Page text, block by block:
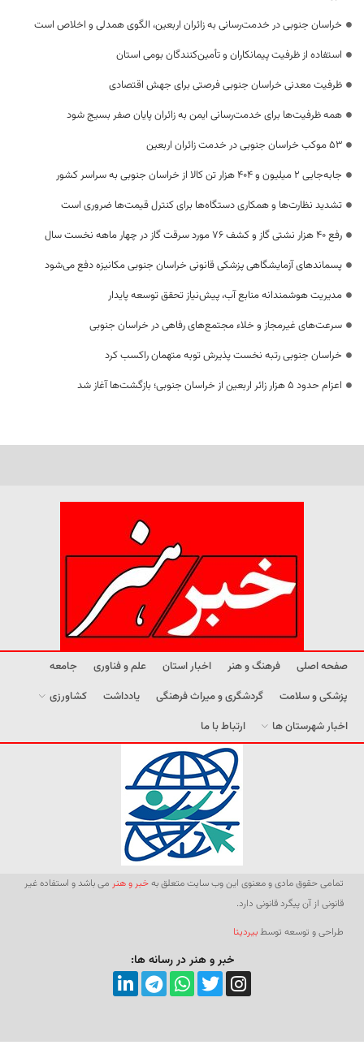
خراسان جنوبی در خدمت‌رسانی به زائران اربعین، الگوی همدلی و اخلاص است
استفاده از ظرفیت پیمانکاران و تأمین‌کنندگان بومی استان
ظرفیت معدنی خراسان جنوبی فرصتی برای جهش اقتصادی
همه ظرفیت‌ها برای خدمت‌رسانی ایمن به زائران پایان صفر بسیج شود
53 موکب خراسان جنوبی در خدمت زائران اربعین
جابه‌جایی 2 میلیون و 404 هزار تن کالا از خراسان جنوبی به سراسر کشور
تشدید نظارت‌ها و همکاری دستگاه‌ها برای کنترل قیمت‌ها ضروری است
رفع 40 هزار نشتی گاز و کشف 76 مورد سرقت گاز در چهار ماهه نخست سال
پسماندهای آزمایشگاهی پزشکی قانونی خراسان جنوبی مکانیزه دفع می‌شود
مدیریت هوشمندانه منابع آب، پیش‌نیاز تحقق توسعه پایدار
سرعت‌های غیرمجاز و خلاء مجتمع‌های رفاهی در خراسان جنوبی
خراسان جنوبی رتبه نخست پذیرش توبه متهمان راکسب کرد
اعزام حدود 5 هزار زائر اربعین از خراسان جنوبی؛ بازگشت‌ها آغاز شد
صفحه اصلی فرهنگ و هنر اخبار استان علم و فناوری
جامعه
پزشکی و سلامت
گردشگری و میراث فرهنگی یادداشت
کشاورزی
اخبار شهرستان ها
ارتباط با ما
تمامی حقوق مادی و معنوی این وب سایت متعلق بهخبر و هنر می باشد و استفاده غیر
قانونی از آن پیگرد قانونی دارد.
طراحی و توسعه توسطبیردیتا
خبر و هنر در رسانه ها: